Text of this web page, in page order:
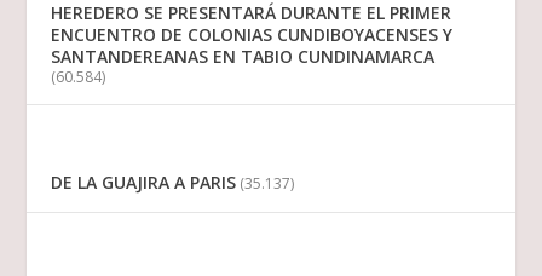
HEREDERO SE PRESENTARÁ DURANTE EL PRIMER
ENCUENTRO DE COLONIAS CUNDIBOYACENSES Y
SANTANDEREANAS EN TABIO CUNDINAMARCA
(60.584)
DE LA GUAJIRA A PARIS (35.137)